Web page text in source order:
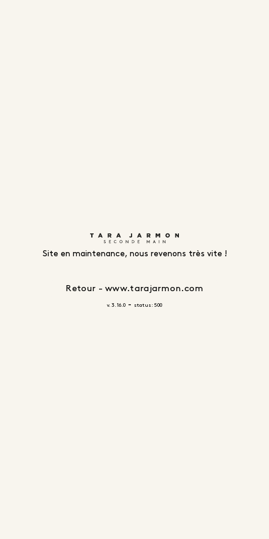
Site en maintenance, nous revenons très vite !
Retour - www.tarajarmon.com
v. 3.16.0 - status: 500